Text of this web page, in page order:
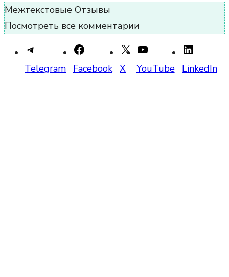
Межтекстовые Отзывы
Посмотреть все комментарии
Telegram Facebook X YouTube LinkedIn